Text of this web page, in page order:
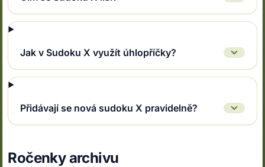
Jak v Sudoku X využít úhlopříčky?
Přidávají se nová sudoku X pravidelně?
Ročenky archivu